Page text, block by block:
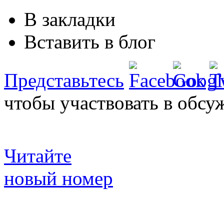
В закладки
Вставить в блог
Представьтесь
чтобы участвовать в
Читайте
новый номер